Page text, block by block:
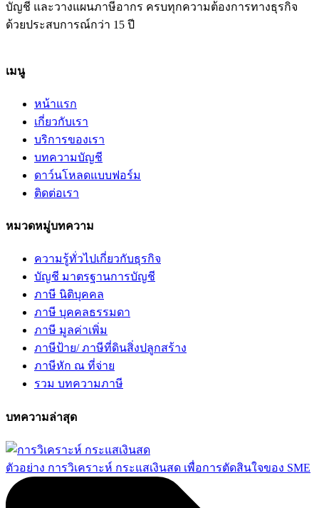
บัญชี และวางแผนภาษีอากร ครบทุกความต้องการทางธุรกิจ
ด้วยประสบการณ์กว่า 15 ปี
เมนู
หน้าแรก
เกี่ยวกับเรา
บริการของเรา
บทความบัญชี
ดาว์นโหลดแบบฟอร์ม
ติดต่อเรา
หมวดหมู่บทความ
ความรู้ทั่วไปเกี่ยวกับธุรกิจ
บัญชี มาตรฐานการบัญชี
ภาษี นิติบุคคล
ภาษี บุคคลธรรมดา
ภาษี มูลค่าเพิ่ม
ภาษีป้าย/ ภาษีที่ดินสิ่งปลูกสร้าง
ภาษีหัก ณ ที่จ่าย
รวม บทความภาษี
บทความล่าสุด
ตัวอย่าง การวิเคราะห์ กระแสเงินสด เพื่อการตัดสินใจของ SME